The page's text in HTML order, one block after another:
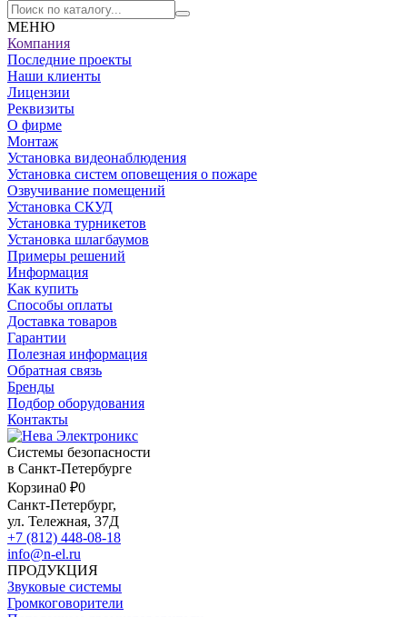
МЕНЮ
Компания
Последние проекты
Наши клиенты
Лицензии
Реквизиты
О фирме
Монтаж
Установка видеонаблюдения
Установка систем оповещения о пожаре
Озвучивание помещений
Установка СКУД
Установка турникетов
Установка шлагбаумов
Примеры решений
Информация
Как купить
Способы оплаты
Доставка товаров
Гарантии
Полезная информация
Обратная связь
Бренды
Подбор оборудования
Контакты
Системы безопасности
в Санкт-Петербурге
Корзина0 ₽0
Санкт-Петербург,
ул. Тележная, 37Д
+7 (812) 448-08-18
info@n-el.ru
ПРОДУКЦИЯ
Звуковые системы
Громкоговорители